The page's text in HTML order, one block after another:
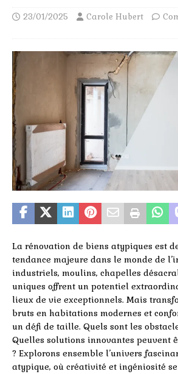
23/01/2025 Carole Hubert
La rénovation de biens atypiques est
tendance majeure dans le monde de
industriels, moulins, chapelles
uniques offrent un potentiel
lieux de vie exceptionnels. Mais
bruts en habitations modernes et
un défi de taille. Quels sont les
Quelles solutions innovantes peuvent
? Explorons ensemble l’univers
atypique, où créativité et ingéniosité